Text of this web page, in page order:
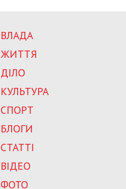
ВЛАДА
ЖИТТЯ
ДІЛО
КУЛЬТУРА
СПОРТ
БЛОГИ
СТАТТІ
ВІДЕО
ФОТО